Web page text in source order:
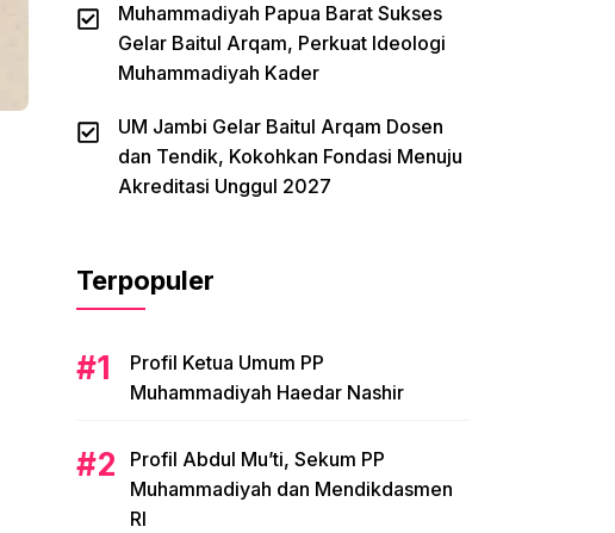
Muhammadiyah Papua Barat Sukses
Gelar Baitul Arqam, Perkuat Ideologi
Muhammadiyah Kader
UM Jambi Gelar Baitul Arqam Dosen
dan Tendik, Kokohkan Fondasi Menuju
Akreditasi Unggul 2027
Terpopuler
Profil Ketua Umum PP
Muhammadiyah Haedar Nashir
Profil Abdul Mu’ti, Sekum PP
Muhammadiyah dan Mendikdasmen
RI